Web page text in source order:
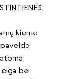
kieme
paveldo
eiga bei